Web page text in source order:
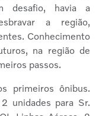
desafio, havia a
a região,
Conhecimento
na região de
passos.
primeiros ônibus.
unidades para Sr.